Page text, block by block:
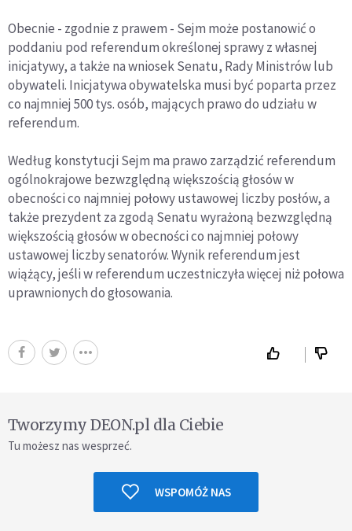
Obecnie - zgodnie z prawem - Sejm może postanowić o
poddaniu pod referendum określonej sprawy z własnej
inicjatywy, a także na wniosek Senatu, Rady Ministrów lub
obywateli. Inicjatywa obywatelska musi być poparta przez
co najmniej 500 tys. osób, mających prawo do udziału w
referendum.
Według konstytucji Sejm ma prawo zarządzić referendum
ogólnokrajowe bezwzględną większością głosów w
obecności co najmniej połowy ustawowej liczby posłów, a
także prezydent za zgodą Senatu wyrażoną bezwzględną
większością głosów w obecności co najmniej połowy
ustawowej liczby senatorów. Wynik referendum jest
wiążący, jeśli w referendum uczestniczyła więcej niż połowa
uprawnionych do głosowania.
Tworzymy DEON.pl dla Ciebie
Tu możesz nas wesprzeć.
WSPOMÓŻ NAS